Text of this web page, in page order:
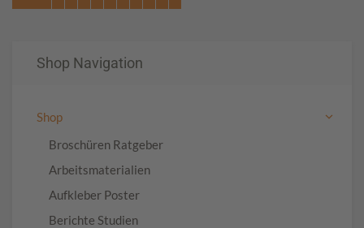
Shop Navigation
Shop
Broschüren Ratgeber
Arbeitsmaterialien
Aufkleber Poster
Berichte Studien